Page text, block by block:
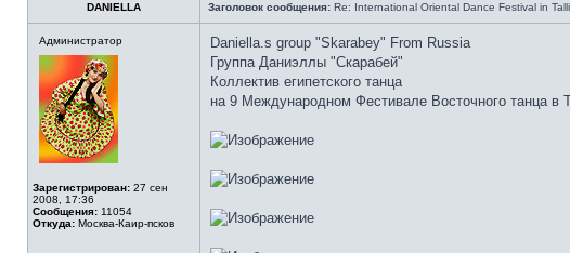
DANIELLA Заголовок сообщения: Re: International Oriental Dance Festival in
Администратор
Зарегистрирован: 27 сен
2008, 17:36
Сообщения: 11054
Откуда: Москва-Каир-псков
Daniella.s group "Skarabey" From Russia
Группа Даниэллы "Скарабей"
Коллектив египетского танца
на 9 Международном Фестивале Восточного танца в